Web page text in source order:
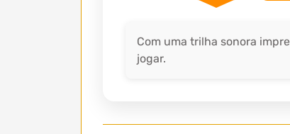
Com uma trilha sonora
jogar.